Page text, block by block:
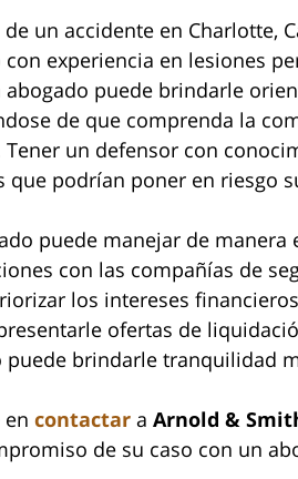
de un accidente en Charlotte,
con experiencia en lesiones
abogado puede brindarle
de que comprenda la
Tener un defensor con
que podrían poner en riesgo
puede manejar de
con las compañías de
los intereses
ofertas de
brindarle tranquilidad
contactar a Arnold &
de su caso con un